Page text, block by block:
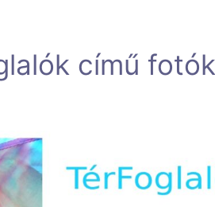
című